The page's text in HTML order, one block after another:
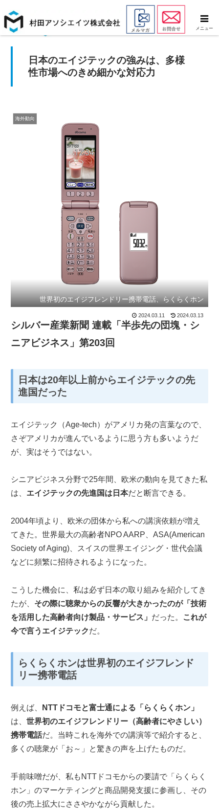
日本のエイジテックの強みは、多様
性市場へのきめ細かな対応力
海外動向
世界初のエイジフレンドリー携帯電話、らくらくホン
2024.03.11 2024.03.13
シルバー産業新聞 連載「半歩先の団塊・シ
ニアビジネス」第203回
日本は20年以上前からエイジテックの先
進国だった
エイジテック（Age-tech）がアメリカ発の言葉なので、
さぞアメリカが進んでいるように思う方も多いようだ
が、実はそうではない。
シニアビジネス分野で25年間、欧米の動向を見てきた私
は、 エイジテックの先進国は日本だと断言できる。
2004年頃より、欧米の団体から私への講演依頼が増え
てきた。世界最大の高齢者NPO AARP、ASA(American
Society of Aging)、スイスの世界エイジング・世代会議
などに頻繁に招待されるようになった。
こうした機会に、私は必ず日本の取り組みを紹介してき
たが、 その際に聴衆からの反響が大きかったのが「技術
を活用した高齢者向け製品・サービス」 だった。 これが
今で言うエイジテックだ。
らくらくホンは世界初のエイジフレンド
リー携帯電話
例えば、
NTTドコモと富士通による「らくらくホン」
は、世界初のエイジフレンドリー（高齢者にやさしい）
携帯電話だ。当時これを海外での講演等で紹介すると、
多くの聴衆が「お～」と驚きの声を上げたものだ。
手前味噌だが、私もNTTドコモからの要請で「らくらく
ホン」のマーケティングと商品開発支援に参画し、その
後の売上拡大にささやかながら貢献した。
メニュー